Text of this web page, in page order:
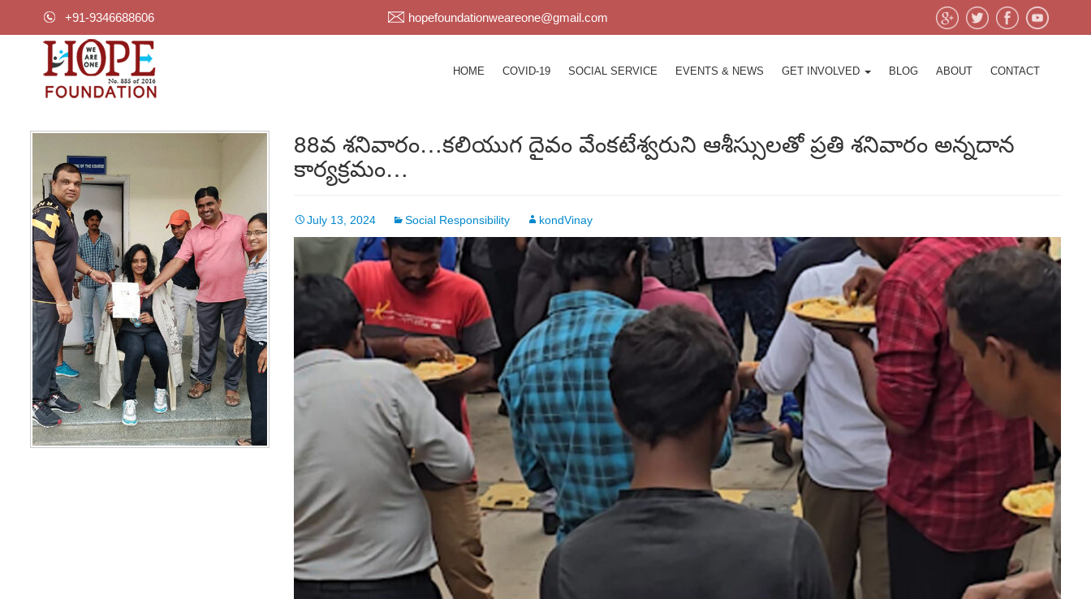
+91-9346688606 hopefoundationweareone@gmail.com
HOME COVID-19 SOCIAL SERVICE EVENTS & NEWS GET INVOLVED BLOG ABOUT CONTACT
88వ శనివారం…కలియుగ దైవం వేంకటేశ్వరుని ఆశీస్సులతో ప్రతి శనివారం అన్నదాన
కార్యక్రమం…
July 13, 2024 Social Responsibility kondVinay